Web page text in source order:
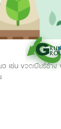
เช่น ขวดเบียร์ช้าง